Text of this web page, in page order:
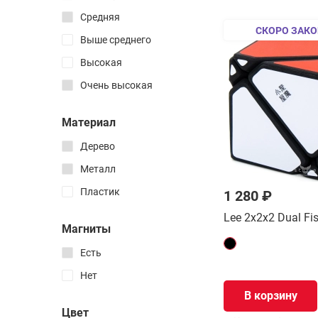
Кубики 2x2-7x7
Пирамидки
Мегаминксы
Скваеры
Часы Рубика
Лимитированные
На заказ
Авторские
Наборы головоломок
YuXin
Z-cube
Fanxin
Mei Tong
Hanayama
Eureka
Средняя
Выше среднего
Высокая
Очень высокая
Материал
Дерево
Металл
Пластик
Магниты
Есть
Нет
Цвет
СКОРО
1 280 ₽
Lee 2x2x2 Dual
В корзину